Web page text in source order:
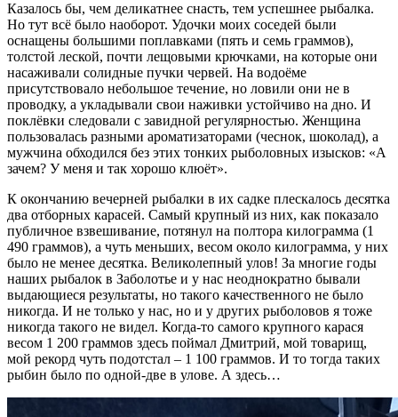
Казалось бы, чем деликатнее снасть, тем успешнее рыбалка.
Но тут всё было наоборот. Удочки моих соседей были
оснащены большими поплавками (пять и семь граммов),
толстой леской, почти лещовыми крючками, на которые они
насаживали солидные пучки червей. На водоёме
присутствовало небольшое течение, но ловили они не в
проводку, а укладывали свои наживки устойчиво на дно. И
поклёвки следовали с завидной регулярностью. Женщина
пользовалась разными ароматизаторами (чеснок, шоколад), а
мужчина обходился без этих тонких рыболовных изысков: «А
зачем? У меня и так хорошо клюёт».
К окончанию вечерней рыбалки в их садке плескалось десятка
два отборных карасей. Самый крупный из них, как показало
публичное взвешивание, потянул на полтора килограмма (1
490 граммов), а чуть меньших, весом около килограмма, у них
было не менее десятка. Великолепный улов! За многие годы
наших рыбалок в Заболотье и у нас неоднократно бывали
выдающиеся результаты, но такого качественного не было
никогда. И не только у нас, но и у других рыболовов я тоже
никогда такого не видел. Когда-то самого крупного карася
весом 1 200 граммов здесь поймал Дмитрий, мой товарищ,
мой рекорд чуть подотстал – 1 100 граммов. И то тогда таких
рыбин было по одной-две в улове. А здесь…